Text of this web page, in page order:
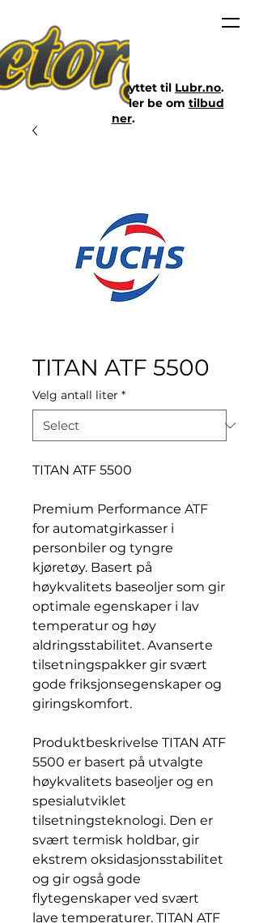
TITAN ATF 5500
Velg antall liter *
TITAN ATF 5500
Premium Performance ATF
for automatgirkasser i
personbiler og tyngre
kjøretøy. Basert på
høykvalitets baseoljer som gir
optimale egenskaper i lav
temperatur og høy
aldringsstabilitet. Avanserte
tilsetningspakker gir svært
gode friksjonsegenskaper og
giringskomfort.
Produktbeskrivelse TITAN ATF
5500 er basert på utvalgte
høykvalitets baseoljer og en
spesialutviklet
tilsetningsteknologi. Den er
svært termisk holdbar, gir
ekstrem oksidasjonsstabilitet
og gir også gode
flytegenskaper ved svært
lave temperaturer. TITAN ATF
Nettbutikken er flyttet til Lubr.no.
Klikk på lenken eller be om tilbud
her.